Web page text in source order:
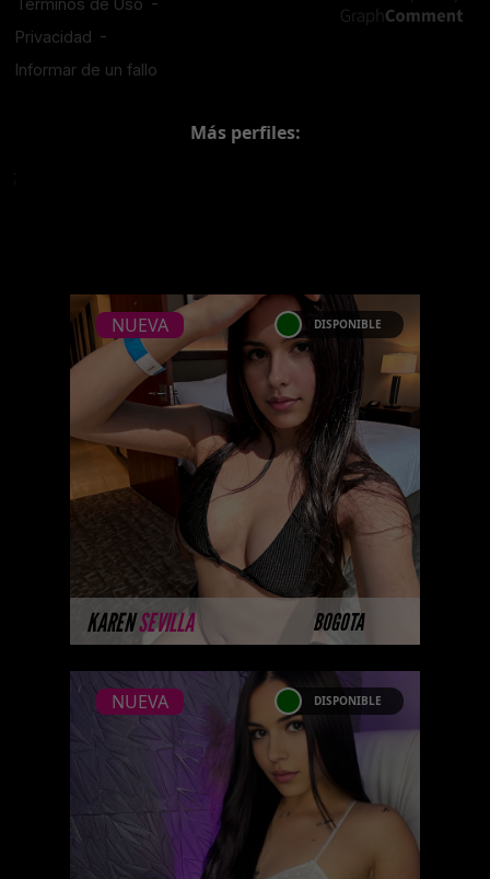
Más perfiles:
KARENSEVILLA BOGOTA
NUEVA DISPONIBLE
KAREN SEVILLA NUEVA
Próximamente.... Algunas de
nuestras modelos aún no tienen
imágenes disponibles en la web
porque están completando su
sesión ...
MÁS INFORMACIÓN
NUEVA DISPONIBLE
PAULA SHAR NUEVA
...Próximamente.... Algunas de
nuestras modelos aún no tienen
imágenes disponibles en la web
porque están completando su